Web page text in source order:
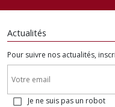
Actualités
Pour suivre nos actualités,
Je ne suis pas un robot